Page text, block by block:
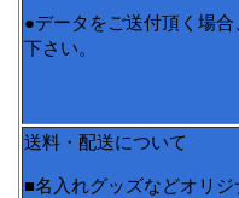
●データをご送付頂く場
下さい。
送料・配送について
■名入れグッズなどオリジ